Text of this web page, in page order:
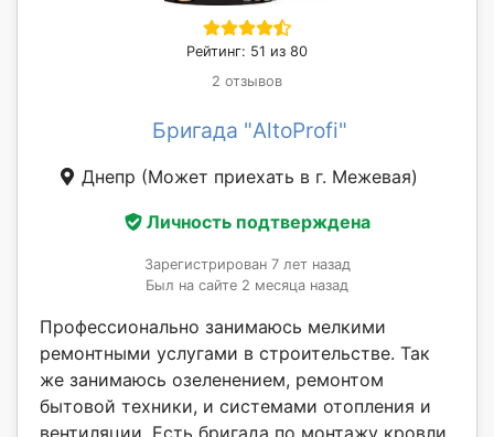
Рейтинг: 51 из 80
2 отзывов
Бригада "AltoProfi"
Днепр (Может приехать в г. Межевая)
Личность подтверждена
Зарегистрирован 7 лет назад
Был на сайте 2 месяца назад
Профессионально занимаюсь мелкими
ремонтными услугами в строительстве. Так
же занимаюсь озеленением, ремонтом
бытовой техники, и системами отопления и